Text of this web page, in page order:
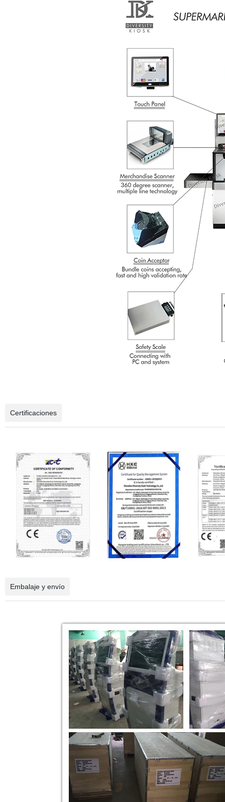
Certificaciones
Embalaje y envío